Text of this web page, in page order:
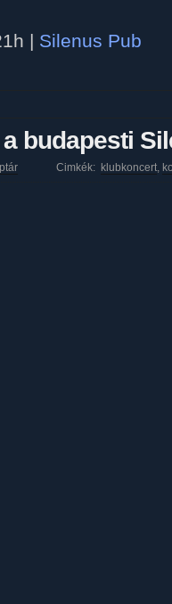
| Silenus Pub
budapesti
Cimkék: klubkoncert,